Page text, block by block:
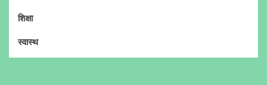
शिक्षा
स्वास्थ